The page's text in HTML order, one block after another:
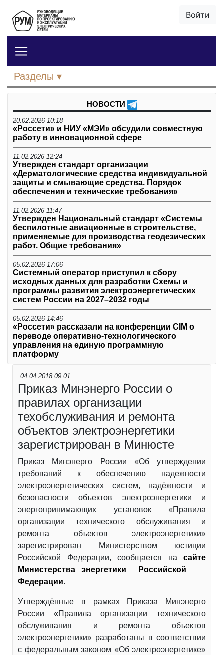
Войти
Разделы
НОВОСТИ
20.02.2026 10:18
«Россети» и НИУ «МЭИ» обсудили совместную
работу в инновационной сфере
11.02.2026 12:24
Утвержден стандарт организации
«Дерматологические средства индивидуальной
защиты и смывающие средства. Порядок
обеспечения и технические требования»
11.02.2026 11:47
Утвержден Национальный стандарт «Системы
беспилотные авиационные в строительстве,
применяемые для производства геодезических
работ. Общие требования»
05.02.2026 17:06
Системный оператор приступил к сбору
исходных данных для разработки Схемы и
программы развития электроэнергетических
систем России на 2027–2032 годы
05.02.2026 14:46
«Россети» рассказали на конференции CIM о
переводе оперативно-технологического
управления на единую программную
платформу
04.04.2018 09:01
Приказ Минэнерго России о
правилах организации
техобслуживания и ремонта
объектов электроэнергетики
зарегистрирован в Минюсте
Приказ Минэнерго России «Об утверждении
требований к обеспечению надежности
электроэнергетических систем, надёжности и
безопасности объектов электроэнергетики и
энергопринимающих установок «Правила
организации технического обслуживания и
ремонта объектов электроэнергетики»
зарегистрирован Министерством юстиции
Российской Федерации, сообщается на сайте
Министерства энергетики Российской
Федерации.
Утверждённые в рамках Приказа Минэнерго
России «Правила организации технического
обслуживания и ремонта объектов
электроэнергетики» разработаны в соответствии
с федеральным законом «Об электроэнергетике»